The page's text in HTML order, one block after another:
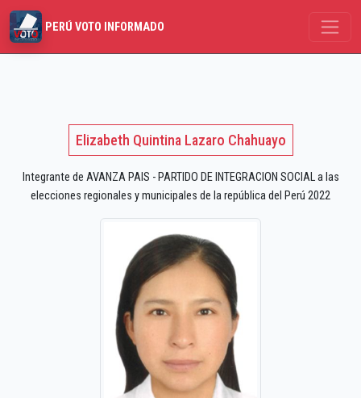
PERÚ VOTO INFORMADO
Elizabeth Quintina Lazaro Chahuayo
Integrante de AVANZA PAIS - PARTIDO DE INTEGRACION SOCIAL a las
elecciones regionales y municipales de la república del Perú 2022